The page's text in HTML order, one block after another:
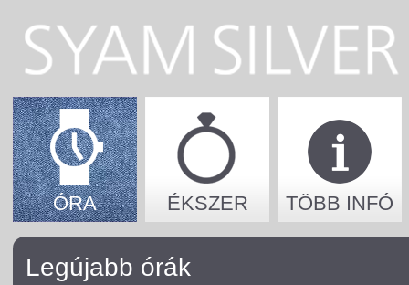
ÓRA ÉKSZER TÖBB INFÓ
Legújabb órák